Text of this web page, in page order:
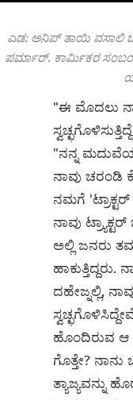
ಎಡ: ಅನಿಪ್ ತಾಯಿ ವಸಾಲಿ
ಪರ್ಮಾರ್. ಕಾರ್ಮಿಕರ
"ಈ ಮೊದಲು
"ನನ್ನ ಮದುವೆಯ
ನಾವು ಚರಂಡಿ
ನಮಗೆ
ನಾವು
ಅಲ್ಲಿ ಜನರು
ಹಾಕುತ್ತಿದ್ದರು.
ದಹೇಜ್ನಲ್ಲಿ,
ಹೊಂದಿರುವ ಆ
ಗೊತ್ತೇ?
ತ್ಯಾಜ್ಯವನ್ನು